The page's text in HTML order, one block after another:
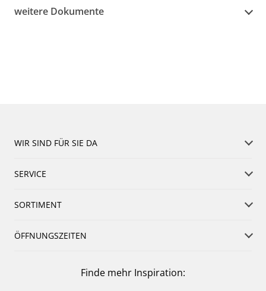
weitere Dokumente
WIR SIND FÜR SIE DA
SERVICE
SORTIMENT
ÖFFNUNGSZEITEN
Finde mehr Inspiration: